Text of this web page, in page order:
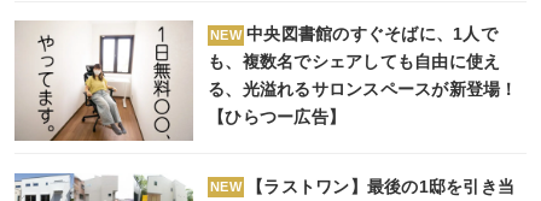
NEW 中央図書館のすぐそばに、1人で
も、複数名でシェアしても自由に使え
る、光溢れるサロンスペースが新登場！
【ひらつー広告】
NEW 【ラストワン】最後の1邸を引き当